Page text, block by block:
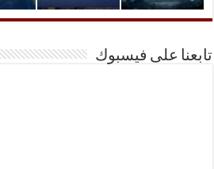
تابعنا على فيسبوك